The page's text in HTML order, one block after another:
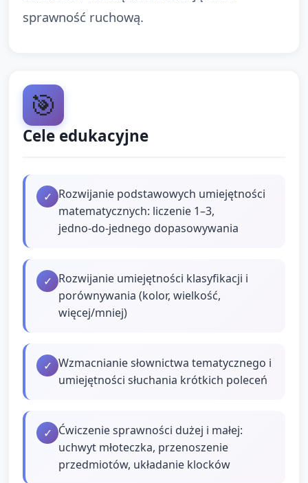
sprawność ruchową.
🎯
Cele edukacyjne
✓ Rozwijanie podstawowych umiejętności
matematycznych: liczenie 1–3,
jedno‑do‑jednego dopasowywania
✓ Rozwijanie umiejętności klasyfikacji i
porównywania (kolor, wielkość,
więcej/mniej)
✓ Wzmacnianie słownictwa tematycznego i
umiejętności słuchania krótkich poleceń
✓ Ćwiczenie sprawności dużej i małej:
uchwyt młoteczka, przenoszenie
przedmiotów, układanie klocków